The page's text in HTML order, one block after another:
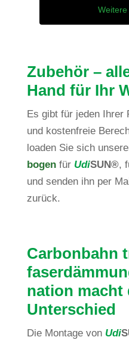
Zubehör –
Hand für Ihr
Es gibt für jeden Ihrer
und kos­ten­freie
loaden Sie sich
bogenfür UdiSUN®,
und senden ihn per
zurück.
Car­bon­bahn
na­tion macht
Unterschied
Die Mon­tage von Udi